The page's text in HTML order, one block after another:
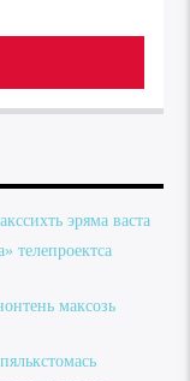
эряма васта
телепроектса
максозь